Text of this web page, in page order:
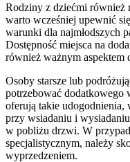
Rodziny z dziećmi również
warto wcześniej upewnić
warunki dla najmłodszych
Dostępność miejsca na
również ważnym aspektem
Osoby starsze lub
potrzebować dodatkowego
oferują takie udogodnienia,
przy wsiadaniu i
w pobliżu drzwi. W
specjalistycznym, należy
wyprzedzeniem.